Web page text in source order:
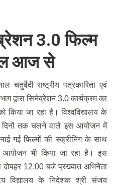
3.0फिल्म
आज से
चतुर्वेदी राष्ट्रीय पत्रकारिता एवं
द्वारा सिनेब्रेशन 3.0 कार्यक्रम का
जा रहा है। विश्वविद्यालय के
दिनों तक चलने वाले इस आयोजन में
बनाई गई फिल्मों की स्क्रीनिंग के साथ
आयोजन भी किया जा रहा है। इस
दोपहर 12.00 बजे प्रख्यात अभिनेता
विद्यालय के निदेशक श्री संजय